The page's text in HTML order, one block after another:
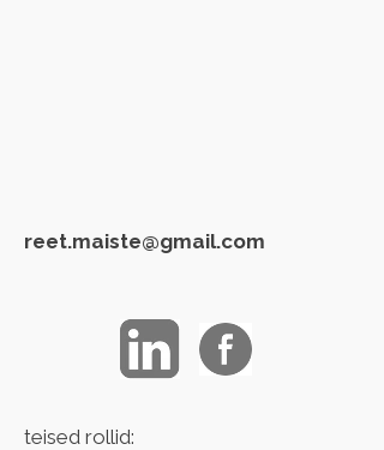
reet.maiste@gmail.com
teised rollid: